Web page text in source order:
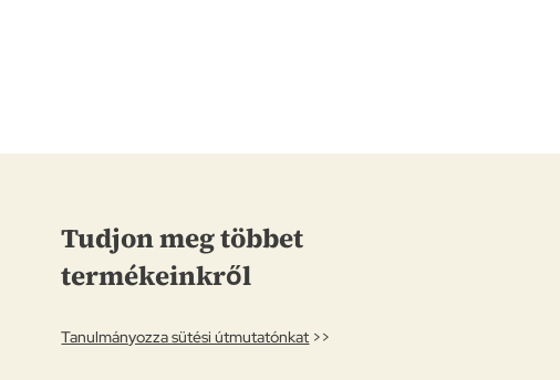
Tudjon meg többet
termékeinkről
Tanulmányozza sütési útmutatónkat >>